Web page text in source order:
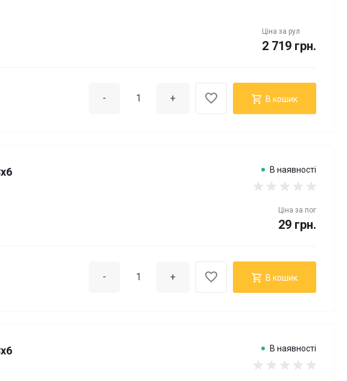
Ціна за рул
2 719 грн.
- + В кошик
В наявності
Ціна за пог
29 грн.
- + В кошик
В наявності